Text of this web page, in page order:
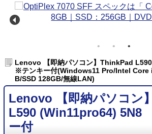
Lenovo 【即納パソコン】ThinkPad
※テンキー付(Windows11 Pro/Intel Core
B/SSD 128GB/無線LAN)
Lenovo 【即納パソコン
L590 (Win11pro64)
ー付